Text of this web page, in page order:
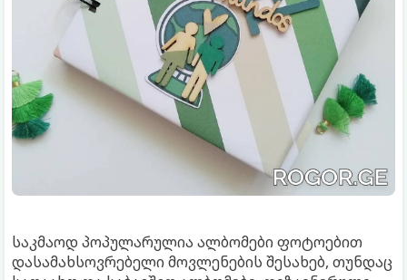
საკმაოდ პოპულარულია ალბომები ფოტოებით
დასამახსოვრებელი მოვლენების შესახებ, თუნდაც